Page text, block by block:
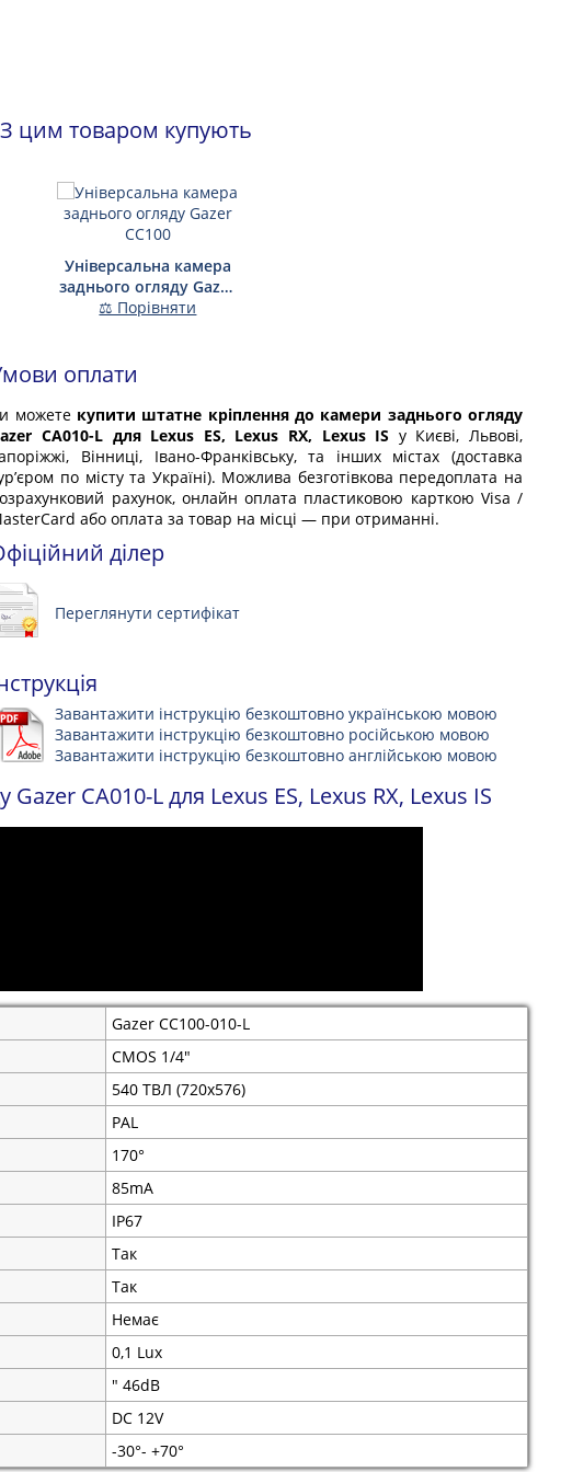
З цим товаром купують
Універсальна камера
заднього огляду Gazer
CC100
⚖ Порівняти
оплати
можете купити штатне кріплення до камери заднього огляду
CA010-L для Lexus ES, Lexus RX, Lexus IS у Києві, Львові,
Вінниці, Івано-Франківську, та інших містах (доставка
по місту та Україні). Можлива безготівкова передоплата на
рахунок, онлайн оплата пластиковою карткою Visa /
або оплата за товар на місці — при отриманні.
ділер
Переглянути сертифікат
Завантажити інструкцію безкоштовно українською мовою
Завантажити інструкцію безкоштовно російською мовою
Завантажити інструкцію безкоштовно англійською мовою
CA010-L для Lexus ES, Lexus RX, Lexus IS
Gazer CC100-010-L
CMOS 1/4"
540 ТВЛ (720х576)
PAL
170°
85mA
IP67
Так
Так
Немає
0,1 Lux
" 46dB
DC 12V
-30°- +70°